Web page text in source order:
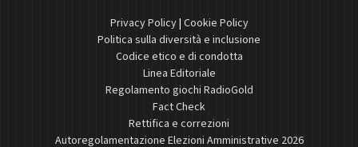
Privacy Policy| Cookie Policy
Politica sulla diversità e inclusione
Codice etico e di condotta
Linea Editoriale
Regolamento giochi RadioGold
Fact Check
Rettifica e correzioni
Autoregolamentazione Elezioni Amministrative 2026